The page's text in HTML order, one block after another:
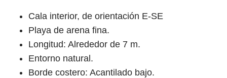
Cala interior, de orientación E-SE
Playa de arena fina.
Longitud: Alrededor de 7 m.
Entorno natural.
Borde costero: Acantilado bajo.